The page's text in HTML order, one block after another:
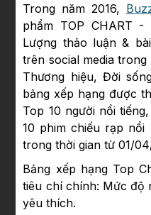
Trong năm 2016,
phẩm TOP CHART
Lượng thảo luận &
trên social media
Thương hiệu, Đời
bảng xếp hạng được
Top 10 người nổi
10 phim chiếu rạp nổi
trong thời gian từ 01/
Bảng xếp hạng Top
tiêu chí chính: Mức độ
yêu thích.